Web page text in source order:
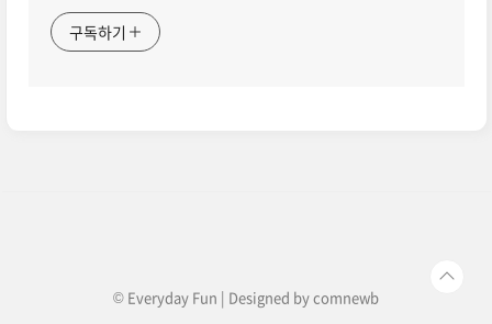
구독하기
© Everyday Fun | Designed bycomnewb